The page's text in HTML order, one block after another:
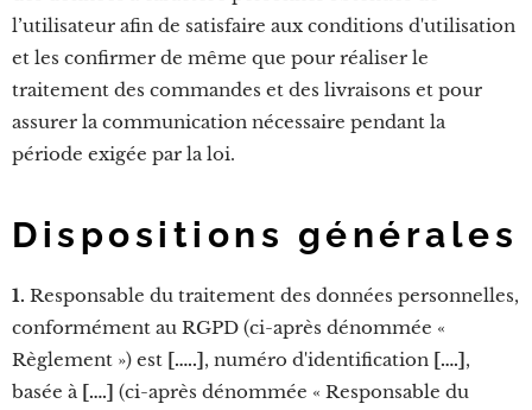
l’utilisateur afin de satisfaire aux conditions d'utilisation
et les confirmer de même que pour réaliser le
traitement des commandes et des livraisons et pour
assurer la communication nécessaire pendant la
période exigée par la loi.
Dispositions générales
1. Responsable du traitement des données personnelles,
conformément au RGPD (ci-après dénommée «
Règlement ») est […..], numéro d'identification [….],
basée à [….] (ci-après dénommée « Responsable du